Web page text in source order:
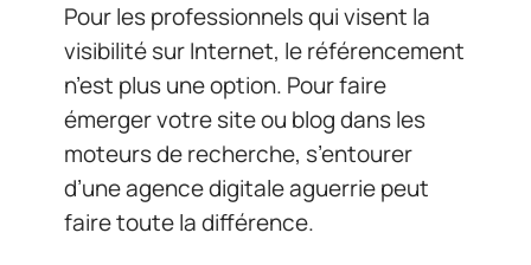
Pour les professionnels qui visent la
visibilité sur Internet, le référencement
n’est plus une option. Pour faire
émerger votre site ou blog dans les
moteurs de recherche, s’entourer
d’une agence digitale aguerrie peut
faire toute la différence.